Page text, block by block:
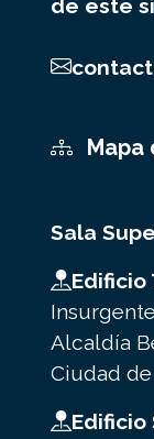
de este
Mapa
Sala
Edificio
Alcaldía
Ciudad
Edificio